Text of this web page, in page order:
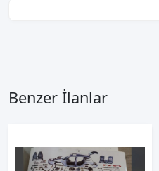
Benzer İlanlar